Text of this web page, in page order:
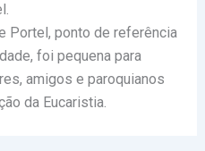
Portel, ponto de referência
foi pequena para
amigos e paroquianos
da Eucaristia.